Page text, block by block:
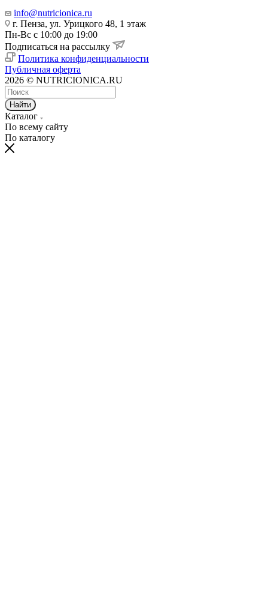
info@nutricionica.ru
г. Пенза, ул. Урицкого 48, 1 этаж
Пн-Вс с 10:00 до 19:00
Подписаться на рассылку
Политика конфиденциальности
Публичная оферта
2026 © NUTRICIONICA.RU
Найти
Каталог
По всему сайту
По каталогу